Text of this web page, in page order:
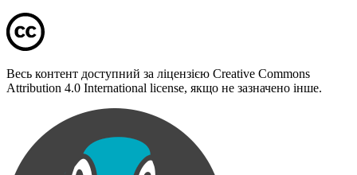
Весь контент доступний за ліцензією Creative Commons
Attribution 4.0 International license, якщо не зазначено інше.